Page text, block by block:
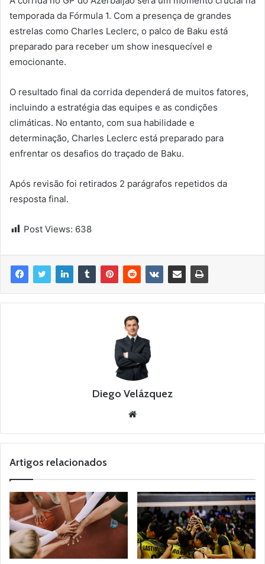
temporada da Fórmula 1. Com a presença de grandes
estrelas como Charles Leclerc, o palco de Baku está
preparado para receber um show inesquecível e
emocionante.
O resultado final da corrida dependerá de muitos fatores,
incluindo a estratégia das equipes e as condições
climáticas. No entanto, com sua habilidade e
determinação, Charles Leclerc está preparado para
enfrentar os desafios do traçado de Baku.
Após revisão foi retirados 2 parágrafos repetidos da
resposta final.
Post Views: 638
Diego Velázquez
b
e
Artigos relacionados